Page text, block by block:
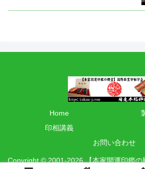
Home
印相講義
お問い合わせ
Copyright © 2001-2026 【本家開運印鑑の